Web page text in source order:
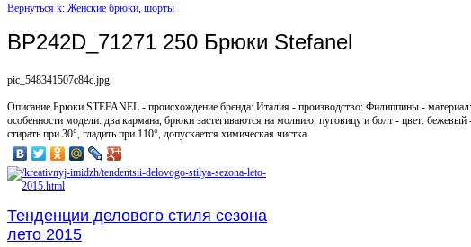
Вернуться к: Женские брюки, шорты
BP242D_71271 250 Брюки Stefanel
pic_548341507c84c.jpg
Описание Брюки STEFANEL - происхождение бренда: Италия - производство: Филиппины -
особенности модели: два кармана, брюки застегиваются на молнию, пуговицу и болт - цвет: бежевый
стирать при 30°, гладить при 110°, допускается химическая чистка
Тенденции делового стиля сезона
лето 2015